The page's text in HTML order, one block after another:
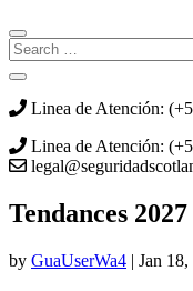
Linea de Atención:
Linea de Atención:
Tendances
by GuaUserWa4 | Jan